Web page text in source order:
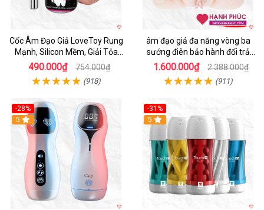
Cốc Âm Đạo Giả LoveToy Rung
Mạnh, Silicon Mềm, Giải Tỏa
Sinh Lý
490.000₫ 754.000₫
(918)
âm đạo giả đa năng vòng ba
sướng điên bảo hành đổi trả
nhanh
1.600.000₫ 2.388.000₫
(911)
-28%
5
-31%
Hot
5